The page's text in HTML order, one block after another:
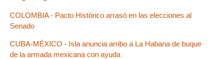
COLOMBIA - Pacto Histórico arrasó en las elecciones al
Senado
CUBA-MÉXICO - Isla anuncia arribo a La Habana de buque
de la armada mexicana con ayuda